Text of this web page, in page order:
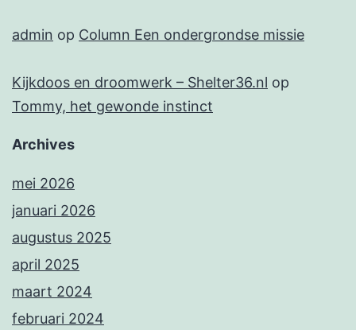
admin op Column Een ondergrondse missie
Kijkdoos en droomwerk – Shelter36.nl op
Tommy, het gewonde instinct
Archives
mei 2026
januari 2026
augustus 2025
april 2025
maart 2024
februari 2024